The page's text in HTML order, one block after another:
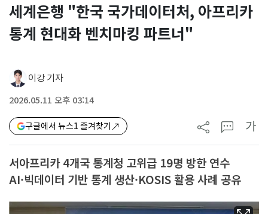
세계은행 "한국 국가데이터처, 아프리카
통계 현대화 벤치마킹 파트너"
이강 기자
2026.05.11 오후 03:14
구글에서 뉴스1 즐겨찾기 가
서아프리카 4개국 통계청 고위급 19명 방한 연수
AI·빅데이터 기반 통계 생산·KOSIS 활용 사례 공유